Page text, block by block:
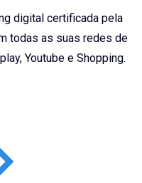
digital certificada pela
todas as suas redes de
Youtube e Shopping.